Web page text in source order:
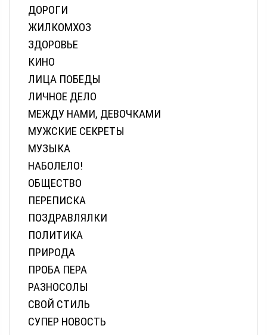
ДОРОГИ
ЖИЛКОМХОЗ
ЗДОРОВЬЕ
КИНО
ЛИЦА ПОБЕДЫ
ЛИЧНОЕ ДЕЛО
МЕЖДУ НАМИ, ДЕВОЧКАМИ
МУЖСКИЕ СЕКРЕТЫ
МУЗЫКА
НАБОЛЕЛО!
ОБЩЕСТВО
ПЕРЕПИСКА
ПОЗДРАВЛЯЛКИ
ПОЛИТИКА
ПРИРОДА
ПРОБА ПЕРА
РАЗНОСОЛЫ
СВОЙ СТИЛЬ
СУПЕР НОВОСТЬ